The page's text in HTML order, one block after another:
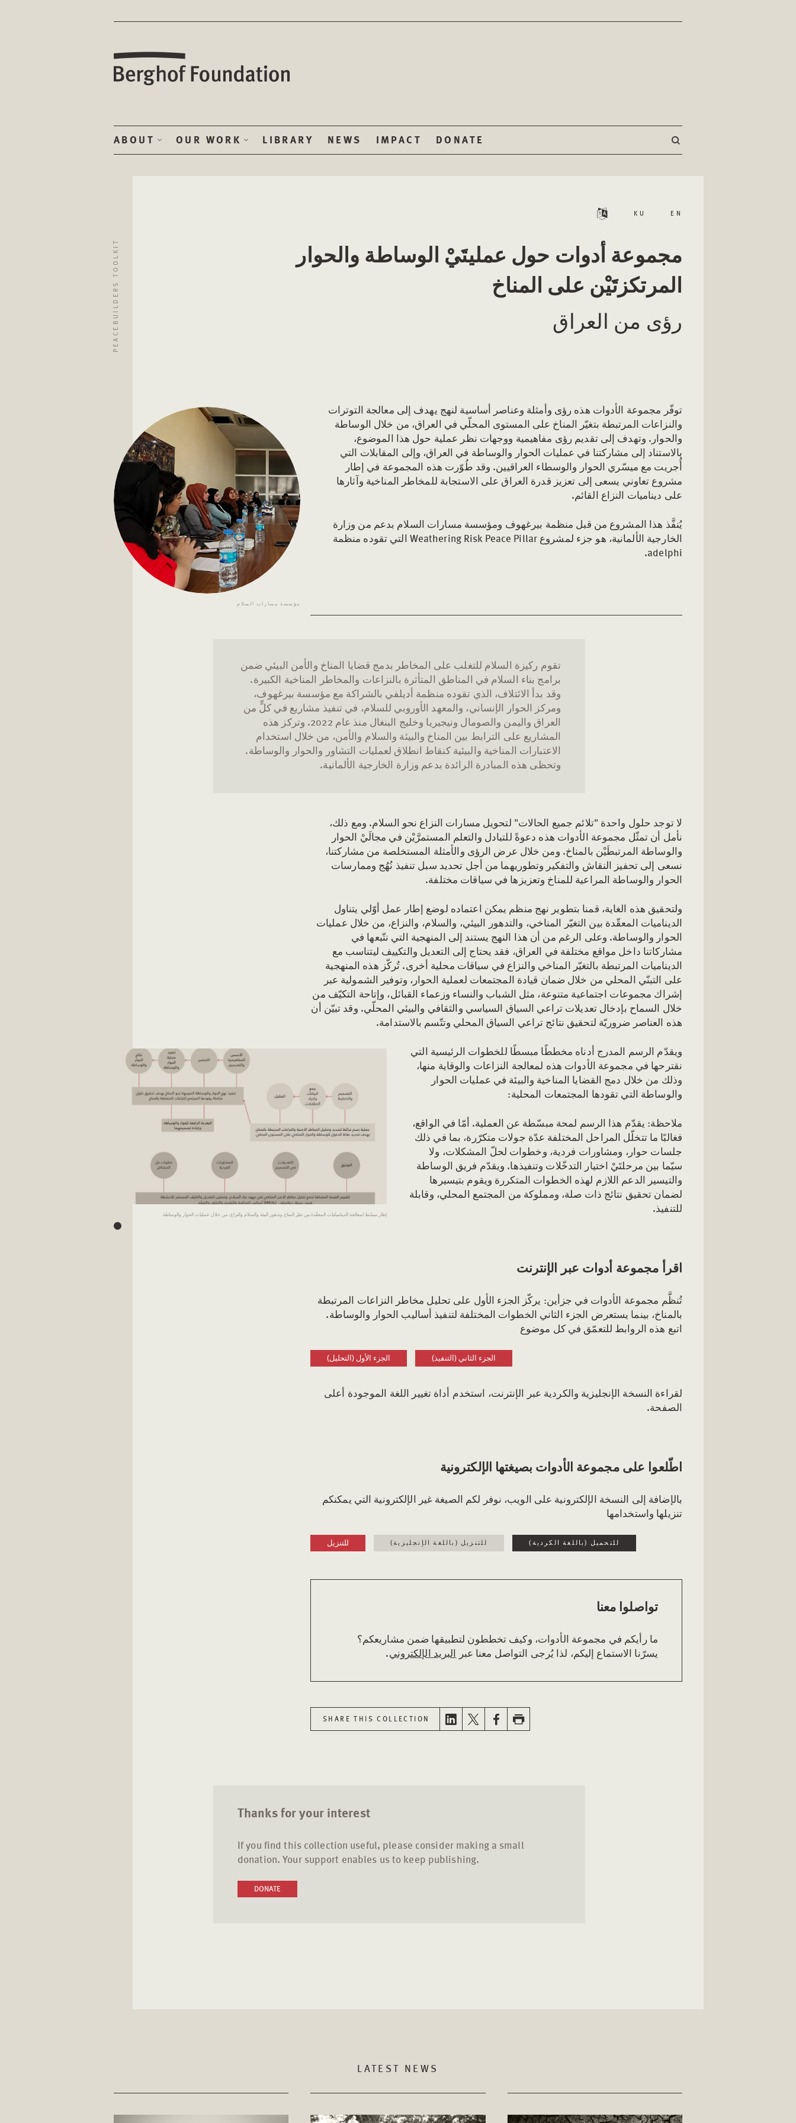
ABOUT OUR WORK LIBRARY NEWS IMPACT DONATE
PEACEBUILDERS TOOLKIT
EN
KU
مجموعة أدوات حول عمليتَيْ الوساطة والحوار
المرتكزتَيْن على المناخ
رؤى من العراق
مؤسسة مسارات السلام
توفّر مجموعة الأدوات هذه رؤى وأمثلة وعناصر أساسية لنهج يهدف إلى معالجة التوترات
والنزاعات المرتبطة بتغيّر المناخ على المستوى المحلّي في العراق، من خلال الوساطة
والحوار. وتهدف إلى تقديم رؤى مفاهيمية ووجهات نظر عملية حول هذا الموضوع،
بالاستناد إلى مشاركتنا في عمليات الحوار والوساطة في العراق، وإلى المقابلات التي
أُجريت مع ميسّري الحوار والوسطاء العراقيين. وقد طُوّرت هذه المجموعة في إطار
مشروع تعاوني يسعى إلى تعزيز قدرة العراق على الاستجابة للمخاطر المناخية وآثارها
على ديناميات النزاع القائم.
يُنفَّذ هذا المشروع من قبل منظمة بيرغهوف ومؤسسة مسارات السلام بدعم من وزارة
الخارجية الألمانية، هو جزء لمشروع Weathering Risk Peace Pillar التي تقوده منظمة
adelphi.
تقوم ركيزة السلام للتغلب على المخاطر بدمج قضايا المناخ والأمن البيئي ضمن
برامج بناء السلام في المناطق المتأثرة بالنزاعات والمخاطر المناخية الكبيرة.
وقد بدأ الائتلاف، الذي تقوده منظمة أديلفي بالشراكة مع مؤسسة بيرغهوف،
ومركز الحوار الإنساني، والمعهد الأوروبي للسلام، في تنفيذ مشاريع في كلٍّ من
العراق واليمن والصومال ونيجيريا وخليج البنغال منذ عام 2022. وتركز هذه
المشاريع على الترابط بين المناخ والبيئة والسلام والأمن، من خلال استخدام
الاعتبارات المناخية والبيئية كنقاط انطلاق لعمليات التشاور والحوار والوساطة.
وتحظى هذه المبادرة الرائدة بدعم وزارة الخارجية الألمانية.
لا توجد حلول واحدة "تلائم جميع الحالات" لتحويل مسارات النزاع نحو السلام. ومع ذلك،
نأمل أن تمثّل مجموعة الأدوات هذه دعوةً للتبادل والتعلم المستمرَّيْن في مجالَيْ الحوار
والوساطة المرتبطَيْن بالمناخ. ومن خلال عرض الرؤى والأمثلة المستخلصة من مشاركتنا،
نسعى إلى تحفيز النقاش والتفكير وتطوريهما من أجل تحديد سبل تنفيذ نُهُج وممارسات
الحوار والوساطة المراعية للمناخ وتعزيزها في سياقات مختلفة.
ولتحقيق هذه الغاية، قمنا بتطوير نهج منظم يمكن اعتماده لوضع إطار عمل أوّلي يتناول
الديناميات المعقّدة بين التغيّر المناخي، والتدهور البيئي، والسلام، والنزاع، من خلال عمليات
الحوار والوساطة. وعلى الرغم من أن هذا النهج يستند إلى المنهجية التي نتّبعها في
مشاركاتنا داخل مواقع مختلفة في العراق، فقد يحتاج إلى التعديل والتكييف ليتناسب مع
الديناميات المرتبطة بالتغيّر المناخي والنزاع في سياقات محلية أخرى. تُركّز هذه المنهجية
على التبنّي المحلي من خلال ضمان قيادة المجتمعات لعملية الحوار، وتوفير الشمولية عبر
إشراك مجموعات اجتماعية متنوعة، مثل الشباب والنساء وزعماء القبائل، وإتاحة التكيّف من
خلال السماح بإدخال تعديلات تراعي السياق السياسي والثقافي والبيئي المحلّي. وقد تبيّن أن
هذه العناصر ضروريّة لتحقيق نتائج تراعي السياق المحلي وتتّسم بالاستدامة.
إطار مبسّط لمعالجة الديناميكيات المعقّدة بين تغيّر المناخ وتدهور البيئة والسلام والنزاع، من خلال عمليات الحوار والوساطة.
ويقدّم الرسم المدرج أدناه مخططًا مبسطًا للخطوات الرئيسية التي
نقترحها في مجموعة الأدوات هذه لمعالجة النزاعات والوقاية منها،
وذلك من خلال دمج القضايا المناخية والبيئة في عمليات الحوار
والوساطة التي تقودها المجتمعات المحلية:
ملاحظة: يقدّم هذا الرسم لمحة مبسّطة عن العملية. أمّا في الواقع،
فغالبًا ما تتخلّل المراحل المختلفة عدّة جولات متكرّرة، بما في ذلك
جلسات حوار، ومشاورات فردية، وخطوات لحلّ المشكلات، ولا
سيّما بين مرحلتَيْ اختيار التدخّلات وتنفيذها. ويقدّم فريق الوساطة
والتيسير الدعم اللازم لهذه الخطوات المتكررة ويقوم بتيسيرها
لضمان تحقيق نتائج ذات صلة، ومملوكة من المجتمع المحلي، وقابلة
للتنفيذ.
اقرأ مجموعة أدوات عبر الإنترنت
تُنظَّم مجموعة الأدوات في جزأين: يركّز الجزء الأول على تحليل مخاطر النزاعات المرتبطة
بالمناخ، بينما يستعرض الجزء الثاني الخطوات المختلفة لتنفيذ أساليب الحوار والوساطة.
اتبع هذه الروابط للتعمّق في كل موضوع
الجزء الأول (التحليل) الجزء الثاني (التنفيذ)
لقراءة النسخة الإنجليزية والكردية عبر الإنترنت، استخدم أداة تغيير اللغة الموجودة أعلى
الصفحة.
اطّلعوا على مجموعة الأدوات بصيغتها الإلكترونية
بالإضافة إلى النسخة الإلكترونية على الويب، نوفر لكم الصيغة غير الإلكترونية التي يمكنكم
تنزيلها واستخدامها
للتنزيل للتنزيل (باللغة الإنجليزية) للتحميل (باللغة الكردية)
تواصلوا معنا
ما رأيكم في مجموعة الأدوات، وكيف تخططون لتطبيقها ضمن مشاريعكم؟
يسرّنا الاستماع إليكم، لذا يُرجى التواصل معنا عبر البريد الإلكتروني.
SHARE THIS COLLECTION
Thanks for your interest
If you find this collection useful, please consider making a small
donation. Your support enables us to keep publishing.
DONATE
LATEST NEWS